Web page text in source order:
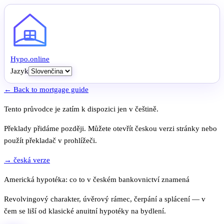
Hypo.online
Jazyk
← Back to mortgage guide
Tento průvodce je zatím k dispozici jen v češtině.
Překlady přidáme později. Můžete otevřít českou verzi stránky nebo
použít překladač v prohlížeči.
→ česká verze
Americká hypotéka: co to v českém bankovnictví znamená
Revolvingový charakter, úvěrový rámec, čerpání a splácení — v
čem se liší od klasické anuitní hypotéky na bydlení.